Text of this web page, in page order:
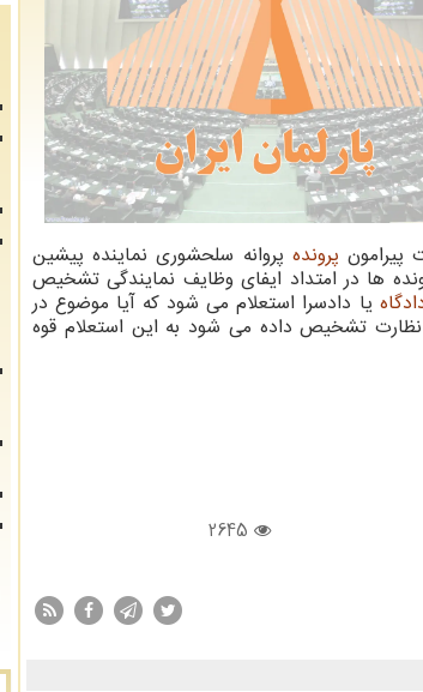
پرونده پروانه سلحشوری نماینده پیشین
ها در امتداد ایفای وظایف نمایندگی تشخیص
یا دادسرا استعلام می شود که آیا موضوع در
تشخیص داده می شود به این استعلام قوه
2645